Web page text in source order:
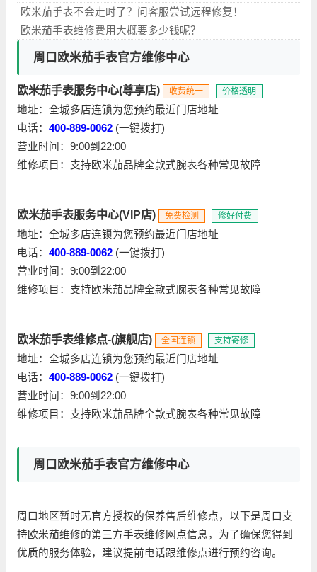
欧米茄手表不会走时了？问客服尝试远程修复！
欧米茄手表维修费用大概要多少钱呢？
周口欧米茄手表官方维修中心
欧米茄手表服务中心(尊享店) 收费统一 价格透明
地址：全城多店连锁为您预约最近门店地址
电话： 400-889-0062(一键拨打)
营业时间：9:00到22:00
维修项目：支持欧米茄品牌全款式腕表各种常见故障
欧米茄手表服务中心(VIP店) 免费检测 修好付费
地址：全城多店连锁为您预约最近门店地址
电话： 400-889-0062(一键拨打)
营业时间：9:00到22:00
维修项目：支持欧米茄品牌全款式腕表各种常见故障
欧米茄手表维修点-(旗舰店) 全国连锁 支持寄修
地址：全城多店连锁为您预约最近门店地址
电话： 400-889-0062(一键拨打)
营业时间：9:00到22:00
维修项目：支持欧米茄品牌全款式腕表各种常见故障
周口欧米茄手表官方维修中心
周口地区暂时无官方授权的保养售后维修点，以下是周口支
持欧米茄维修的第三方手表维修网点信息，为了确保您得到
优质的服务体验，建议提前电话跟维修点进行预约咨询。